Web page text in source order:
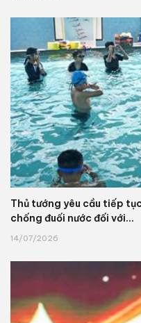
Thủ tướng yêu cầu tiếp
chống đuối nước đối với...
14/07/2026